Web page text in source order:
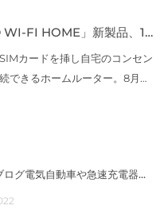
FI HOME」新製品、11
カードを挿し自宅のコンセン
できるホームルーター。8月に
グ電気自動車や急速充電器を
ッテリー残量の％表示なし
気記事 最近の投稿 カテゴリー